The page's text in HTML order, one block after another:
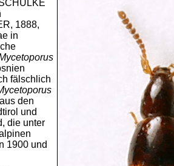
1888,
in
fälschlich
den
und
die unter
1900 und